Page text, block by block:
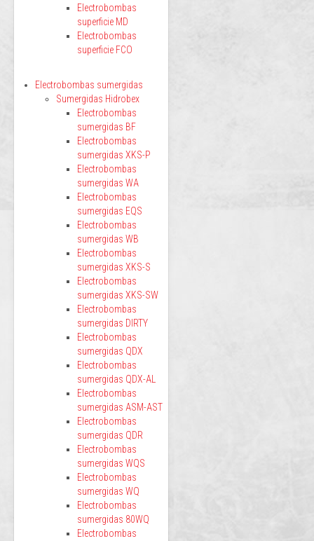
Electrobombas
superficie MD
Electrobombas
superficie FCO
Electrobombas sumergidas
Sumergidas Hidrobex
Electrobombas
sumergidas BF
Electrobombas
sumergidas XKS-P
Electrobombas
sumergidas WA
Electrobombas
sumergidas EQS
Electrobombas
sumergidas WB
Electrobombas
sumergidas XKS-S
Electrobombas
sumergidas XKS-SW
Electrobombas
sumergidas DIRTY
Electrobombas
sumergidas QDX
Electrobombas
sumergidas QDX-AL
Electrobombas
sumergidas ASM-AST
Electrobombas
sumergidas QDR
Electrobombas
sumergidas WQS
Electrobombas
sumergidas WQ
Electrobombas
sumergidas 80WQ
Electrobombas